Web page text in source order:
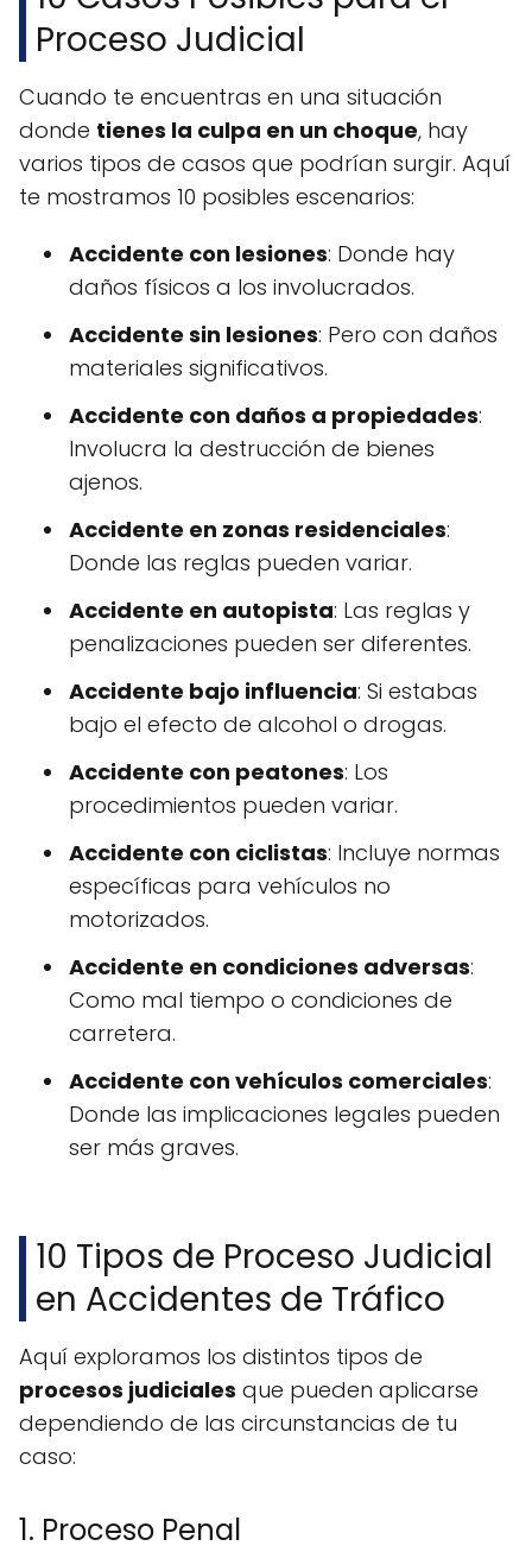
Proceso Judicial
Cuando te encuentras en una situación
donde tienes la culpa en un choque, hay
varios tipos de casos que podrían surgir. Aquí
te mostramos 10 posibles escenarios:
Accidente con lesiones: Donde hay
daños físicos a los involucrados.
Accidente sin lesiones: Pero con daños
materiales significativos.
Accidente con daños a propiedades:
Involucra la destrucción de bienes
ajenos.
Accidente en zonas residenciales:
Donde las reglas pueden variar.
Accidente en autopista: Las reglas y
penalizaciones pueden ser diferentes.
Accidente bajo influencia: Si estabas
bajo el efecto de alcohol o drogas.
Accidente con peatones: Los
procedimientos pueden variar.
Accidente con ciclistas: Incluye normas
específicas para vehículos no
motorizados.
Accidente en condiciones adversas:
Como mal tiempo o condiciones de
carretera.
Accidente con vehículos comerciales:
Donde las implicaciones legales pueden
ser más graves.
10 Tipos de Proceso Judicial
en Accidentes de Tráfico
Aquí exploramos los distintos tipos de
procesos judiciales que pueden aplicarse
dependiendo de las circunstancias de tu
caso:
1. Proceso Penal